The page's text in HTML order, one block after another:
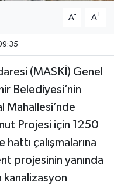
A- A+
(MASKİ) Genel
Belediyesi’nin
Mahallesi’nde
Projesi için 1250
çalışmalarına
projesinin yanında